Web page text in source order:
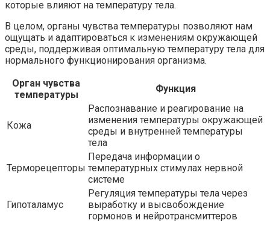
которые влияют на температуру тела.
В целом, органы чувства температуры позволяют нам
ощущать и адаптироваться к изменениям окружающей
среды, поддерживая оптимальную температуру тела для
нормального функционирования организма.
Орган чувства
температуры
Функция
Кожа
Распознавание и реагирование на
изменения температуры окружающей
среды и внутренней температуры
тела
Терморецепторы
Передача информации о
температурных стимулах нервной
системе
Гипоталамус
Регуляция температуры тела через
выработку и высвобождение
гормонов и нейротрансмиттеров